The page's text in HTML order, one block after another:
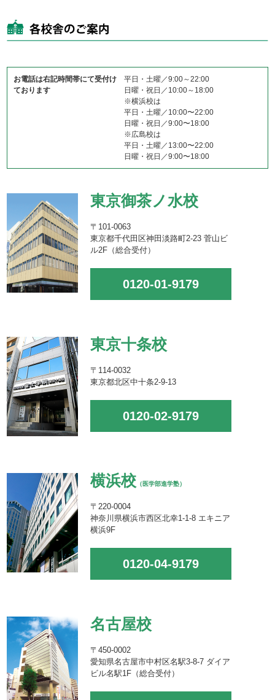
お電話は右記時間帯にて受付け
ております
平日・土曜／9:00～22:00
日曜・祝日／10:00～18:00
※横浜校は
平日・土曜／10:00〜22:00
日曜・祝日／9:00〜18:00
※広島校は
平日・土曜／13:00〜22:00
日曜・祝日／9:00〜18:00
東京御茶ノ水校
〒101-0063
東京都千代田区神田淡路町2-23 菅山ビ
ル2F（総合受付）
0120-01-9179
東京十条校
〒114-0032
東京都北区中十条2-9-13
0120-02-9179
横浜校 （医学部進学塾）
〒220-0004
神奈川県横浜市西区北幸1-1-8 エキニア
横浜9F
0120-04-9179
名古屋校
〒450-0002
愛知県名古屋市中村区名駅3-8-7 ダイア
ビル名駅1F（総合受付）